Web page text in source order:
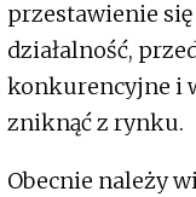
przestawienie
działalność,
konkurencyjne i
zniknąć z rynku.
Obecnie należy